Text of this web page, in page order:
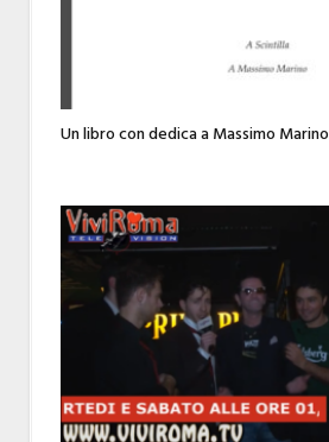
Un libro con dedica a Massimo Marino